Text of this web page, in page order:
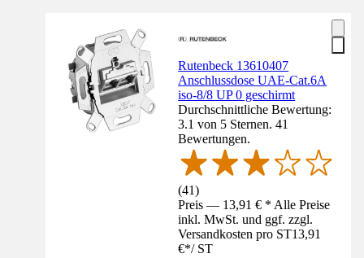
Rutenbeck 13610407
Anschlussdose UAE-Cat.6A
iso-8/8 UP 0 geschirmt
Durchschnittliche Bewertung:
3.1 von 5 Sternen. 41
Bewertungen.
(41)
Preis — 13,91 € * Alle Preise
inkl. MwSt. und ggf. zzgl.
Versandkosten pro ST13,91
€*/ ST